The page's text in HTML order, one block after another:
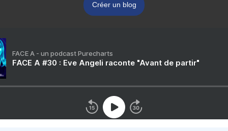
Créer un blog
FACE A - un podcast Purecharts
FACE A #30 : Eve Angeli raconte "Avant de partir"